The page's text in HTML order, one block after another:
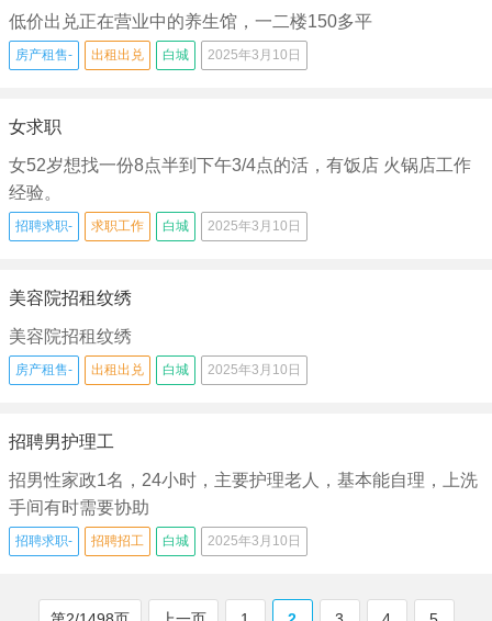
低价出兑正在营业中的养生馆，一二楼150多平
房产租售- 出租出兑 白城 2025年3月10日
女求职
女52岁想找一份8点半到下午3/4点的活，有饭店 火锅店工作
经验。
招聘求职- 求职工作 白城 2025年3月10日
美容院招租纹绣
美容院招租纹绣
房产租售- 出租出兑 白城 2025年3月10日
招聘男护理工
招男性家政1名，24小时，主要护理老人，基本能自理，上洗
手间有时需要协助
招聘求职- 招聘招工 白城 2025年3月10日